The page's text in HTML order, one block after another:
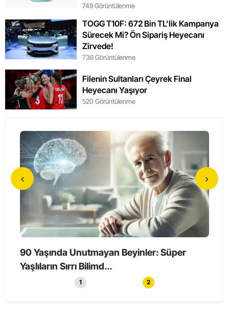
749 Görüntülenme
TOGG T10F: 672 Bin TL’lik Kampanya
Sürecek Mi? Ön Sipariş Heyecanı
Zirvede!
736 Görüntülenme
Filenin Sultanları Çeyrek Final
Heyecanı Yaşıyor
520 Görüntülenme
90 Yaşında Unutmayan Beyinler: Süper
Yaşlıların Sırrı Bilimd...
1 2